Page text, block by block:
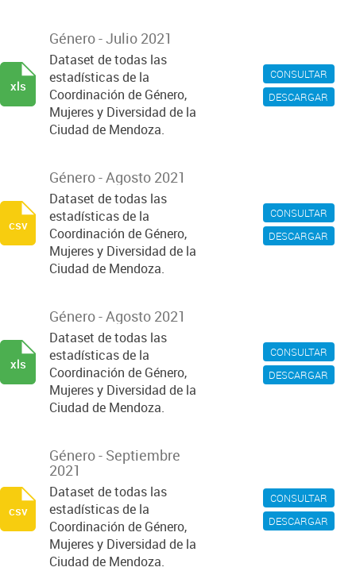
CONSULTAR
DESCARGAR
Género - Julio 2021
Dataset de todas las
estadísticas de la
Coordinación de Género,
Mujeres y Diversidad de la
Ciudad de Mendoza.
xls
CONSULTAR
DESCARGAR
Género - Agosto 2021
Dataset de todas las
estadísticas de la
Coordinación de Género,
Mujeres y Diversidad de la
Ciudad de Mendoza.
csv
CONSULTAR
DESCARGAR
Género - Agosto 2021
Dataset de todas las
estadísticas de la
Coordinación de Género,
Mujeres y Diversidad de la
Ciudad de Mendoza.
xls
CONSULTAR
DESCARGAR
Género - Septiembre
2021
Dataset de todas las
estadísticas de la
Coordinación de Género,
Mujeres y Diversidad de la
Ciudad de Mendoza.
csv